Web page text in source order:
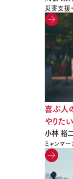
災害支援
喜ぶ人
やりた
小林 裕
ミャンマ